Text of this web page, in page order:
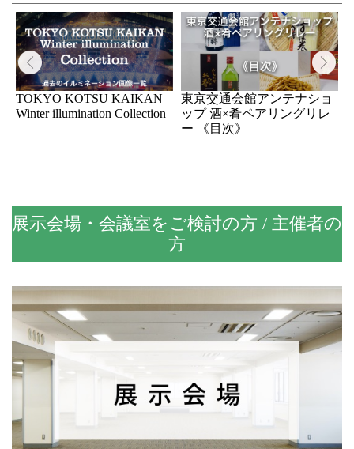
【UNIQLO TOKYO】開業6周年×東京交通会館
(公開日：2026年6月15日)
このたび、UNIQLO TOKYOの「UTme!」限定で、東京交
通会館のオリジナルスタンプが登場いたしました。 東...
キッチンカー出店のお知らせ
店舗情報
(公開日：2024年7月29日)
1Fピロティにてキッチンカーが出店しております。キッチ
ンカーの出店スケジュールは下記URLよりご確認いただ...
TOKYO KOTSU KAIKAN
Winter illumination Collection
東京交通会館アンテナショ
ップ 酒×肴ペアリングリレ
ー 《目次》
展示会場・会議室をご検討の方 / 主催者の
方